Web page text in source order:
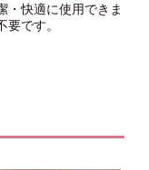
・快適に使用できま
です。